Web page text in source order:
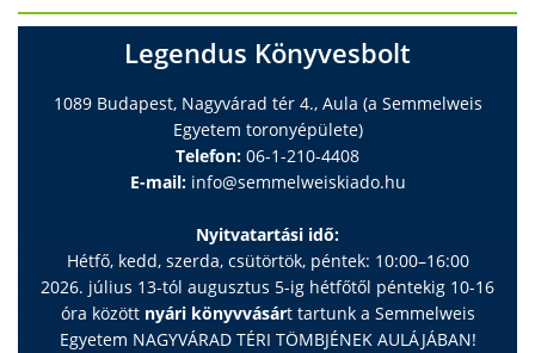
Legendus Könyvesbolt
1089 Budapest, Nagyvárad tér 4., Aula (a Semmelweis
Egyetem toronyépülete)
Telefon: 06-1-210-4408
E-mail: info@semmelweiskiado.hu
Nyitvatartási idő:
Hétfő, kedd, szerda, csütörtök, péntek: 10:00–16:00
2026. július 13-tól augusztus 5-ig hétfőtől péntekig 10-16
óra között nyári könyvvásárt tartunk a Semmelweis
Egyetem NAGYVÁRAD TÉRI TÖMBJÉNEK AULÁJÁBAN!